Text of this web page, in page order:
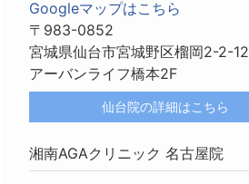
Googleマップはこちら
〒983-0852
宮城県仙台市宮城野区榴岡2-2-12
アーバンライフ橋本2F
仙台院の詳細はこちら
湘南AGAクリニック 名古屋院